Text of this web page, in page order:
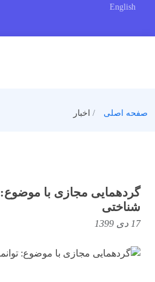
English
صفحه اصلی اخبار
گردهمایی مجازی با موضوع:
شناختی
17 دی 1399